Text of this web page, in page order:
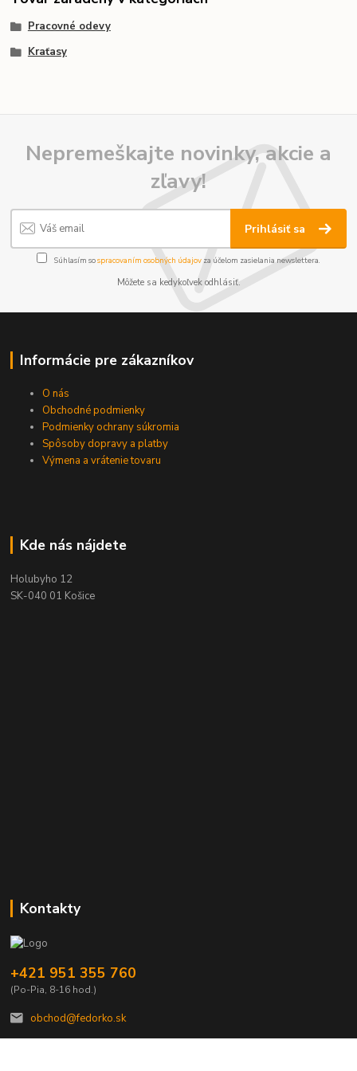
Pracovné odevy
Kraťasy
Nepremeškajte novinky, akcie a
zľavy!
Prihlásiť sa
Súhlasím sospracovaním osobných údajov za účelom zasielania newslettera.
Môžete sa kedykoľvek odhlásiť.
Informácie pre zákazníkov
O nás
Obchodné podmienky
Podmienky ochrany súkromia
Spôsoby dopravy a platby
Výmena a vrátenie tovaru
Kde nás nájdete
Holubyho 12
SK-040 01 Košice
Kontakty
+421 951 355 760
(Po-Pia, 8-16 hod.)
obchod@fedorko.sk